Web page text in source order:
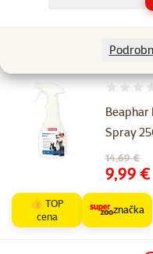
Beaphar
Spray
Pôvodná
14,69 €
Cena
9,99 €
👍 TOP
cena
značka